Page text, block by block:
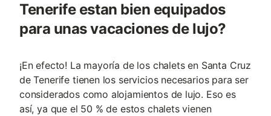
Tenerife estan bien equipados
para unas vacaciones de lujo?
¡En efecto! La mayoría de los chalets en Santa Cruz
de Tenerife tienen los servicios necesarios para ser
considerados como alojamientos de lujo. Eso es
así, ya que el 50 % de estos chalets vienen